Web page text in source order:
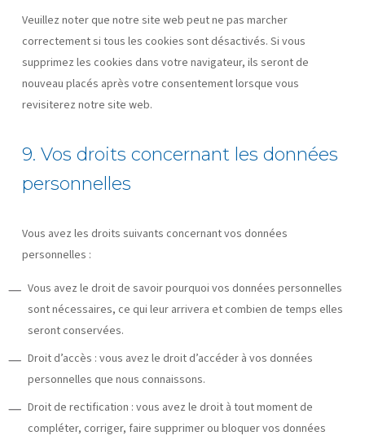
Veuillez noter que notre site web peut ne pas marcher
correctement si tous les cookies sont désactivés. Si vous
supprimez les cookies dans votre navigateur, ils seront de
nouveau placés après votre consentement lorsque vous
revisiterez notre site web.
9. Vos droits concernant les données
personnelles
Vous avez les droits suivants concernant vos données
personnelles :
Vous avez le droit de savoir pourquoi vos données personnelles
sont nécessaires, ce qui leur arrivera et combien de temps elles
seront conservées.
Droit d’accès : vous avez le droit d’accéder à vos données
personnelles que nous connaissons.
Droit de rectification : vous avez le droit à tout moment de
compléter, corriger, faire supprimer ou bloquer vos données